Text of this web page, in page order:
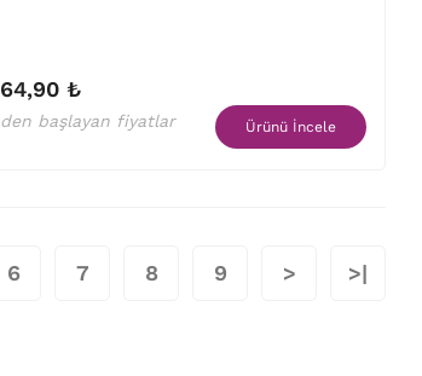
64,90 ₺
den başlayan fiyatlar Ürünü İncele
6 7 8 9 > >|